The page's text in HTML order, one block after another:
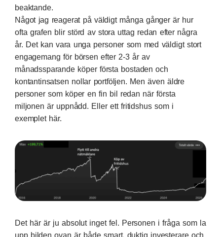
beaktande.
Något jag reagerat på väldigt många gånger är hur
ofta grafen blir störd av stora uttag redan efter några
år. Det kan vara unga personer som med väldigt stort
engagemang för börsen efter 2-3 år av
månadssparande köper första bostaden och
kontantinsatsen nollar portföljen. Men även äldre
personer som köper en fin bil redan när första
miljonen är uppnådd. Eller ett fritidshus som i
exemplet här.
Det här är ju absolut inget fel. Personen i fråga som la
upp bilden ovan är både smart, duktig investerare och